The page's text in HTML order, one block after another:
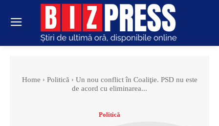
Home Politică
Un nou conflict în Coaliţie. PSD nu este
de acord cu eliminarea...
Politică